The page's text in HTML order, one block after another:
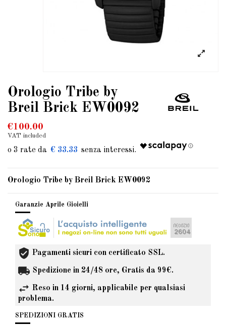
Orologio Tribe by
Breil Brick EW0092
€100.00
VAT included
€ 33.33
Orologio Tribe by Breil Brick EW0092
Garanzie Aprile Gioielli
Pagamenti sicuri con certificato SSL.
Spedizione in 24/48 ore, Gratis da 99€.
Reso in 14 giorni, applicabile per qualsiasi
problema.
SPEDIZIONI GRATIS